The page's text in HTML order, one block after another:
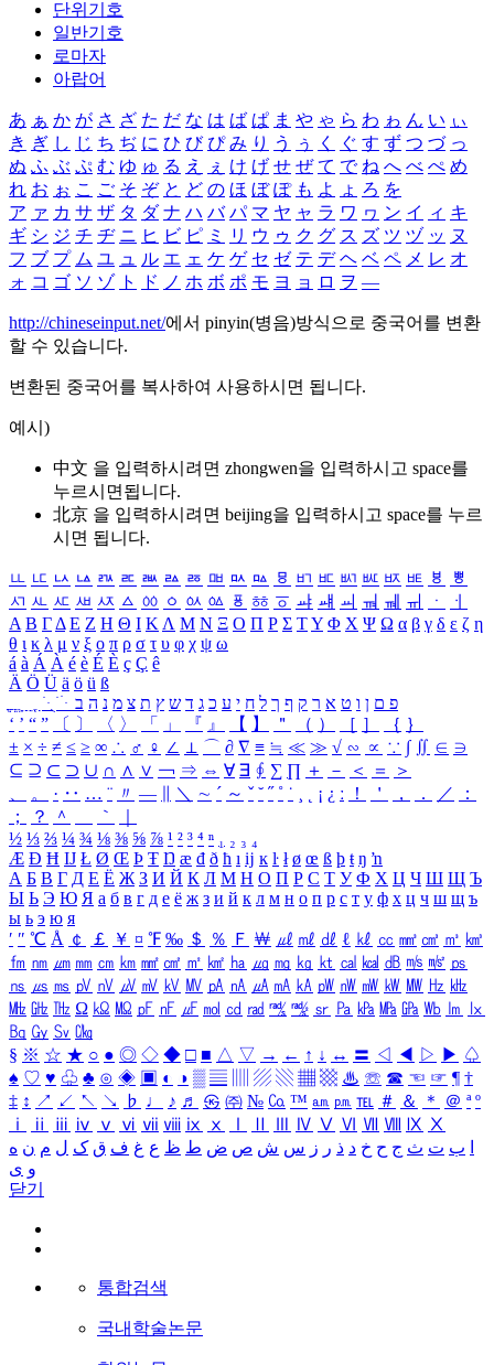
단위기호
일반기호
로마자
아랍어
あ ぁ か が さ ざ た だ な は ば ぱ ま や ゃ ら わ ゎ ん い ぃ
き ぎ し じ ち ぢ に ひ び ぴ み り う ぅ く ぐ す ず つ づ っ
ぬ ふ ぶ ぷ む ゆ ゅ る え ぇ け げ せ ぜ て で ね へ べ ぺ め
れ お ぉ こ ご そ ぞ と ど の ほ ぼ ぽ も よ ょ ろ を
ア ァ カ サ ザ タ ダ ナ ハ バ パ マ ヤ ャ ラ ワ ヮ ン イ ィ キ
ギ シ ジ チ ヂ ニ ヒ ビ ピ ミ リ ウ ゥ ク グ ス ズ ツ ヅ ッ ヌ
フ ブ プ ム ユ ュ ル エ ェ ケ ゲ セ ゼ テ デ ヘ ベ ペ メ レ オ
ォ コ ゴ ソ ゾ ト ド ノ ホ ボ ポ モ ヨ ョ ロ ヲ ―
http://chineseinput.net/에서 pinyin(병음)방식으로 중국어를 변환
할 수 있습니다.
변환된 중국어를 복사하여 사용하시면 됩니다.
예시)
中文 을 입력하시려면 zhongwen을 입력하시고 space를
누르시면됩니다.
北京 을 입력하시려면 beijing을 입력하시고 space를 누르
시면 됩니다.
ㅥ ㅦ ㅧ ㅨ ㅩ ㅪ ㅫ ㅬ ㅭ ㅮ ㅯ ㅰ ㅱ ㅲ ㅳ ㅴ ㅵ ㅶ ㅷ ㅸ
ㅹ
ㅺ ㅻ ㅼ ㅽ ㅾ ㅿ ㆀ ㆁ ㆂ ㆃ ㆄ ㆅ ㆆ ㆇ ㆈ ㆉ ㆊ ㆋ ㆌ ㆍ
ㆎ
Α Β ΓΔ Ε Ζ Η Θ Ι ΚΛ Μ Ν Ξ Ο Π Ρ Σ ΤΥ Φ Χ Ψ Ω α β γ δ ε ζ η
θ ι κ λ μ ν ξ ο π ρ σ τ υ φ χ ψ ω
á à Á À é è É È ç Ç ê
Ä Ö Ü ä ö ü ß
ִֶֹ ֻּ ׁׂ פ ם ן ו ט א ר ק ף ך ל ח י ע כ ג ד ש ץ ת צ מ נ ה ב
‘ ’ “ ” 〔 〕 〈 〉 「 」 『 』 【 】 ＂ （ ） ［ ］ ｛ ｝
± × ÷ ≠ ≤ ≥ ∞ ∴ ♂ ♀ ∠ ⊥ ⌒ ∂ ∇ ≡ ≒ ≪ ≫ √ ∽ ∝ ∵ ∫ ∬ ∈ ∋
⊆ ⊇ ⊂ ⊃ ∪ ∩ ∧ ∨ ￢ ⇒ ⇔ ∀ ∃ ∮ ∑ ∏ ＋ － ＜ ＝
＞
、
。 · ‥ … ¨ 〃 ― ＼ ∼ ´ ～ ˇ ˘ ˝ ˚ ˙ ¸ ¡ ¿ ː ！ ＇ ， ． ／
：
；
？ ＾ ｀
½ ⅓ ⅔ ¼ ¾ ⅛ ⅜ ⅝ ⅞ ¹ ² ³ ⁴ ⁿ ₁ ₂ ₃ ₄
Æ Ð Ħ Ĳ Ł Ø Œ Þ Ŧ Ŋ æ đ ð ħ ı ĳ ĸ ŀ ł ø œ ß þ ŧ ŋ ŉ
А Б В Г Д Е Ё Ж З И Й К Л М Н О П Р С Т У Ф Х Ц Ч Ш Щ Ъ
Ы Ь Э Ю Я а б в г д е ё ж з и й к л м н о п р с т у ф х ц ч ш щ ъ
ы ь э ю я
′ ″ ℃ Å ￠ ￡ ￥ ¤ ℉ ‰ ＄ ％ Ｆ ￦ ㎕ ㎖ ㎗ ℓ ㎘ ㏄ ㎣ ㎤ ㎥ ㎦
㎙ ㎚ ㎛ ㎜ ㎝ ㎞ ㎟ ㎠ ㎡ ㎢ ㏊ ㎍ ㎎ ㎏ ㏏ ㎈ ㎉ ㏈ ㎧ ㎨ ㎰
㎱ ㎲ ㎳ ㎴ ㎵ ㎶ ㎷ ㎸ ㎹ ㎀ ㎁ ㎂ ㎃ ㎄ ㎺ ㎻ ㎽ ㎾ ㎿ ㎐ ㎑
㎒ ㎓ ㎔ Ω ㏀ ㏁ ㎊ ㎋ ㎌ ㏖ ㏅ ㎭ ㎮ ㎯ ㏛ ㎩ ㎪ ㎫ ㎬ ㏝ ㏐
㏓
㏃ ㏉ ㏜ ㏆
§ ※ ☆ ★ ○ ● ◎ ◇ ◆ □ ■ △ ▽ → ← ↑ ↓ ↔ 〓 ◁ ◀ ▷ ▶ ♤
♠ ♡ ♥ ♧ ♣ ⊙ ◈ ▣ ◐ ◑ ▒ ▤ ▨ ▧ ▦ ▩ ♨ ☏ ☎ ☜ ☞ ¶ †
‡ ↕ ↗ ↙ ↖ ↘ ♭ ♩ ♪ ♬ ㉿ ㈜ № ㏇ ™ ㏂ ㏘ ℡ ＃ ＆ ＊ ＠ ª º
ⅰ
ⅱ ⅲ ⅳ ⅴ ⅵ ⅶ ⅷ ⅸ ⅹ Ⅳ Ⅴ Ⅵ Ⅶ Ⅷ Ⅸ Ⅹ
ب ت ث ج ح خ د ذ ر ز س ش ص ض ط ظ ع غ ف ق ک ل م ن ه
و ی
닫기
통합검색
국내학술논문